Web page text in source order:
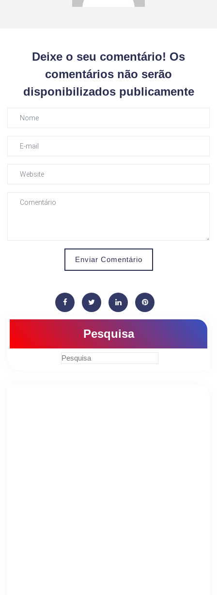
Deixe o seu comentário! Os
comentários não serão
disponibilizados publicamente
Enviar Comentário
Pesquisa